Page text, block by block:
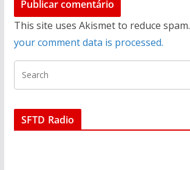
This site uses Akismet to reduce spam.
your comment data is processed.
SFTD Radio